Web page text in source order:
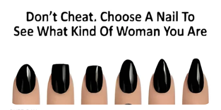
chevaux du PRIX ARMAND DE BELLAIGUE
1er: 14 JOLYDOLE
4ème: 4 JAZZ JENILOU
5ème: 16 JAGUAR DU FAN
6ème: 5 JOB KERVILOU
7ème: 9 JOUR D’ERABLE